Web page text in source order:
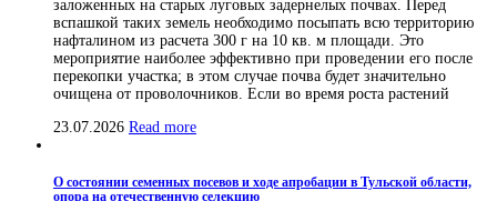
заложенных на старых луговых задернелых почвах. Перед
вспашкой таких земель необходимо посыпать всю территорию
нафталином из расчета 300 г на 10 кв. м площади. Это
мероприятие наиболее эффективно при проведении его после
перекопки участка; в этом случае почва будет значительно
очищена от проволочников. Если во время роста растений
23.07.2026 Read more
О состоянии семенных посевов и ходе апробации в Тульской области,
опора на отечественную селекцию